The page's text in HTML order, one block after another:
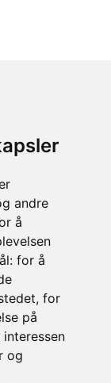
andre
å
for å
, for
på
og